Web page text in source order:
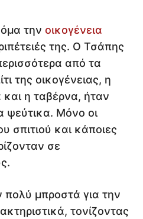
την οικογένεια
της. Ο Τσάπης
από τα
της οικογένειας, η
η ταβέρνα, ήταν
ψεύτικα. Μόνο οι
σπιτιού και κάποιες
σε
μπροστά για την
τονίζοντας